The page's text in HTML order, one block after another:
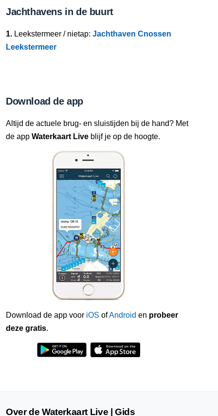
Jachthavens in de buurt
1. Leekstermeer / nietap: Jachthaven Cnossen
Leekstermeer
Download de app
Altijd de actuele brug- en sluistijden bij de hand? Met
de app Waterkaart Live blijf je op de hoogte.
Download de app voor iOS ofAndroid en probeer
deze gratis.
Over de Waterkaart Live | Gids